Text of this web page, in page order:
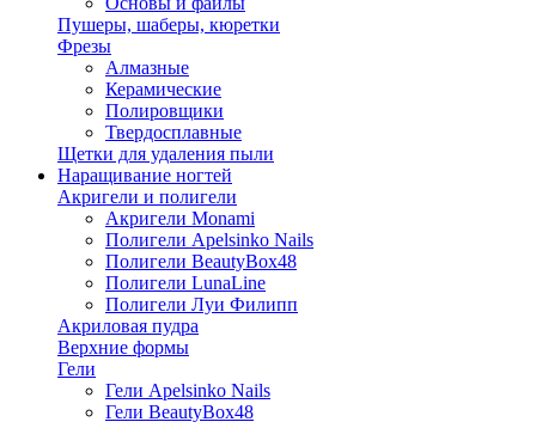
Пушеры, шаберы, кюретки
Фрезы
Алмазные
Керамические
Полировщики
Твердосплавные
Щетки для удаления пыли
Наращивание ногтей
Акригели и полигели
Акригели Monami
Полигели Apelsinko Nails
Полигели BeautyBox48
Полигели LunaLine
Полигели Луи Филипп
Акриловая пудра
Верхние формы
Гели
Гели Apelsinko Nails
Гели BeautyBox48